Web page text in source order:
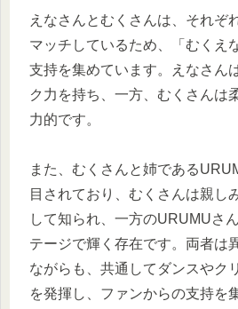
えなさんとむくさんは、それぞ
マッチしているため、「むくえ
支持を集めています。えなさん
ク力を持ち、一方、むくさんは
力的です。
また、むくさんと姉である
目されており、むくさんは親し
して知られ、一方のURUMUさ
テージで輝く存在です。両者は
ながらも、共通してダンスやク
を発揮し、ファンからの支持を